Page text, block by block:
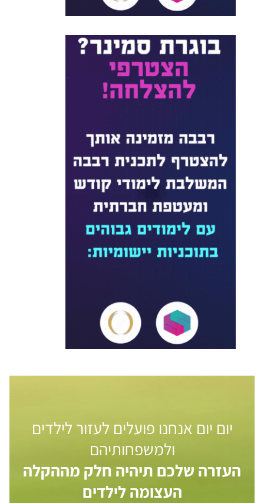
יום יום אנחנו פועלים לעזור לילדים
ולמשפחותיהם
העזרה שלכם תיהיה חלק מההקלה
העצומה לילדים